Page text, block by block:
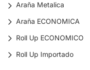
Araña Metalica
Araña ECONOMICA
Roll Up ECONOMICO
Roll Up Importado